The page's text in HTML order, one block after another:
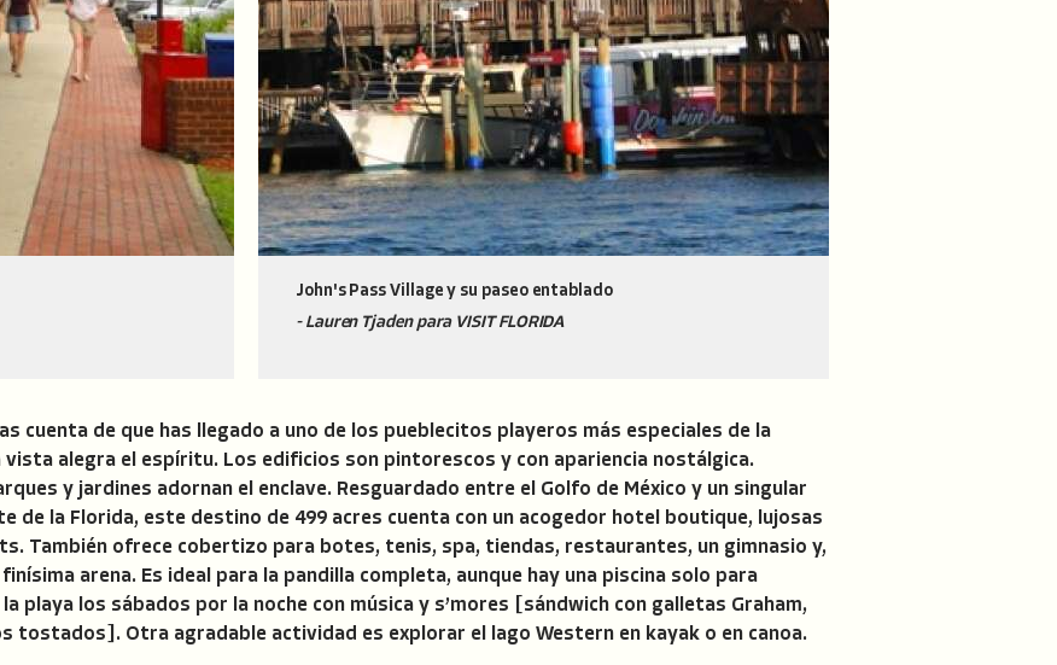
John's Pass Village y su paseo entablado
- Lauren Tjaden para VISIT FLORIDA
cuenta de que has llegado a uno de los pueblecitos playeros más especiales de la
vista alegra el espíritu. Los edificios son pintorescos y con apariencia nostálgica.
y jardines adornan el enclave. Resguardado entre el Golfo de México y un singular
de la Florida, este destino de 499 acres cuenta con un acogedor hotel boutique, lujosas
También ofrece cobertizo para botes, tenis, spa, tiendas, restaurantes, un gimnasio y,
arena. Es ideal para la pandilla completa, aunque hay una piscina solo para
playa los sábados por la noche con música y s’mores [sándwich con galletas Graham,
tostados]. Otra agradable actividad es explorar el lago Western en kayak o en canoa.